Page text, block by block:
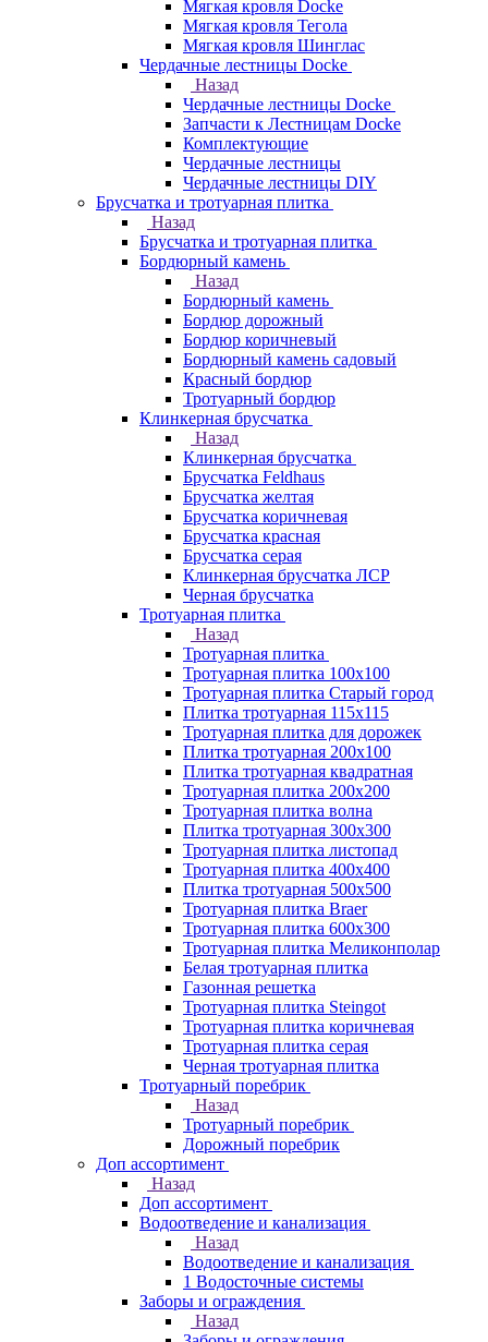
Мягкая кровля Docke
Мягкая кровля Тегола
Мягкая кровля Шинглас
Чердачные лестницы Docke
Назад
Чердачные лестницы Docke
Запчасти к Лестницам Docke
Комплектующие
Чердачные лестницы
Чердачные лестницы DIY
Брусчатка и тротуарная плитка
Назад
Брусчатка и тротуарная плитка
Бордюрный камень
Назад
Бордюрный камень
Бордюр дорожный
Бордюр коричневый
Бордюрный камень садовый
Красный бордюр
Тротуарный бордюр
Клинкерная брусчатка
Назад
Клинкерная брусчатка
Брусчатка Feldhaus
Брусчатка желтая
Брусчатка коричневая
Брусчатка красная
Брусчатка серая
Клинкерная брусчатка ЛСР
Черная брусчатка
Тротуарная плитка
Назад
Тротуарная плитка
Тротуарная плитка 100x100
Тротуарная плитка Старый город
Плитка тротуарная 115x115
Тротуарная плитка для дорожек
Плитка тротуарная 200х100
Плитка тротуарная квадратная
Тротуарная плитка 200х200
Тротуарная плитка волна
Плитка тротуарная 300х300
Тротуарная плитка листопад
Тротуарная плитка 400х400
Плитка тротуарная 500x500
Тротуарная плитка Braer
Тротуарная плитка 600х300
Тротуарная плитка Меликонполар
Белая тротуарная плитка
Газонная решетка
Тротуарная плитка Steingot
Тротуарная плитка коричневая
Тротуарная плитка серая
Черная тротуарная плитка
Тротуарный поребрик
Назад
Тротуарный поребрик
Дорожный поребрик
Доп ассортимент
Назад
Доп ассортимент
Водоотведение и канализация
Назад
Водоотведение и канализация
1 Водосточные системы
Заборы и ограждения
Назад